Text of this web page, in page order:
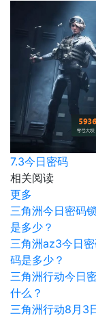
7.3今日密码
相关阅读
更多
三角洲今日密码
是多少？
三角洲az3今日
码是多少？
三角洲行动今日
什么？
三角洲行动8月3